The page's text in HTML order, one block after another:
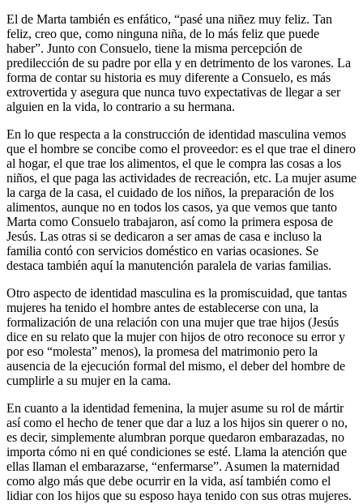
El de Marta también es enfático, “pasé una niñez muy feliz. Tan
feliz, creo que, como ninguna niña, de lo más feliz que puede
haber”. Junto con Consuelo, tiene la misma percepción de
predilección de su padre por ella y en detrimento de los varones. La
forma de contar su historia es muy diferente a Consuelo, es más
extrovertida y asegura que nunca tuvo expectativas de llegar a ser
alguien en la vida, lo contrario a su hermana.
En lo que respecta a la construcción de identidad masculina vemos
que el hombre se concibe como el proveedor: es el que trae el dinero
al hogar, el que trae los alimentos, el que le compra las cosas a los
niños, el que paga las actividades de recreación, etc. La mujer asume
la carga de la casa, el cuidado de los niños, la preparación de los
alimentos, aunque no en todos los casos, ya que vemos que tanto
Marta como Consuelo trabajaron, así como la primera esposa de
Jesús. Las otras si se dedicaron a ser amas de casa e incluso la
familia contó con servicios doméstico en varias ocasiones. Se
destaca también aquí la manutención paralela de varias familias.
Otro aspecto de identidad masculina es la promiscuidad, que tantas
mujeres ha tenido el hombre antes de establecerse con una, la
formalización de una relación con una mujer que trae hijos (Jesús
dice en su relato que la mujer con hijos de otro reconoce su error y
por eso “molesta” menos), la promesa del matrimonio pero la
ausencia de la ejecución formal del mismo, el deber del hombre de
cumplirle a su mujer en la cama.
En cuanto a la identidad femenina, la mujer asume su rol de mártir
así como el hecho de tener que dar a luz a los hijos sin querer o no,
es decir, simplemente alumbran porque quedaron embarazadas, no
importa cómo ni en qué condiciones se esté. Llama la atención que
ellas llaman el embarazarse, “enfermarse”. Asumen la maternidad
como algo más que debe ocurrir en la vida, así también como el
lidiar con los hijos que su esposo haya tenido con sus otras mujeres.